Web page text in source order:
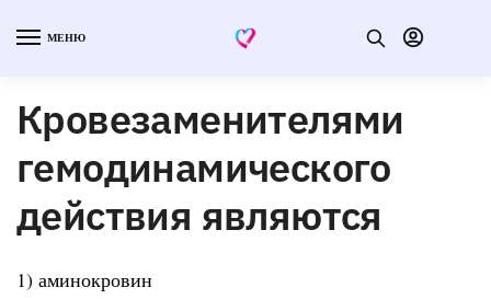
МЕНЮ
Кровезаменителями
гемодинамического
действия являются
1) аминокровин